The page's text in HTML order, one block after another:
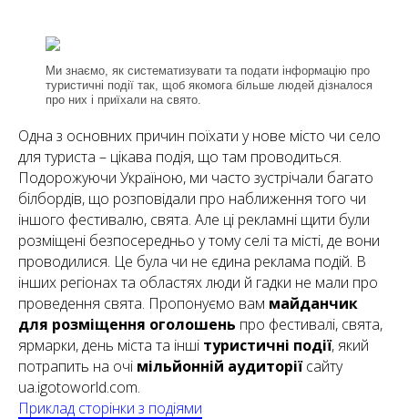
Ми знаємо, як систематизувати та подати інформацію про
туристичні події так, щоб якомога більше людей дізналося
про них і приїхали на свято.
Одна з основних причин поїхати у нове місто чи село
для туриста – цікава подія, що там проводиться.
Подорожуючи Україною, ми часто зустрічали багато
білбордів, що розповідали про наближення того чи
іншого фестивалю, свята. Але ці рекламні щити були
розміщені безпосередньо у тому селі та місті, де вони
проводилися. Це була чи не єдина реклама подій. В
інших регіонах та областях люди й гадки не мали про
проведення свята. Пропонуємо вам майданчик
для розміщення оголошень про фестивалі, свята,
ярмарки, день міста та інші туристичні події, який
потрапить на очі мільйонній аудиторіїсайту
ua.igotoworld.com.
Приклад сторінки з подіями